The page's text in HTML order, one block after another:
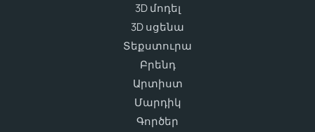
3D մոդել
3D սցենա
Տեքստուրա
Բրենդ
Արտիստ
Մարդիկ
Գործեր